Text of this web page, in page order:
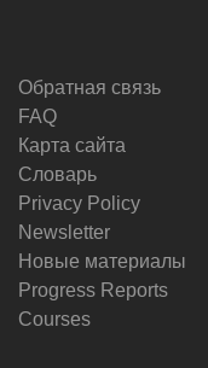
Обратная связь
FAQ
Карта сайта
Словарь
Privacy Policy
Newsletter
Новые материалы
Progress Reports
Courses